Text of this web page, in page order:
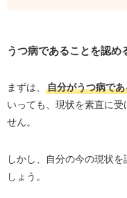
うつ病であることを認め
まずは、 自分がうつ病で
いっても、現状を素直に
せん。
しかし、自分の今の現状
しょう。